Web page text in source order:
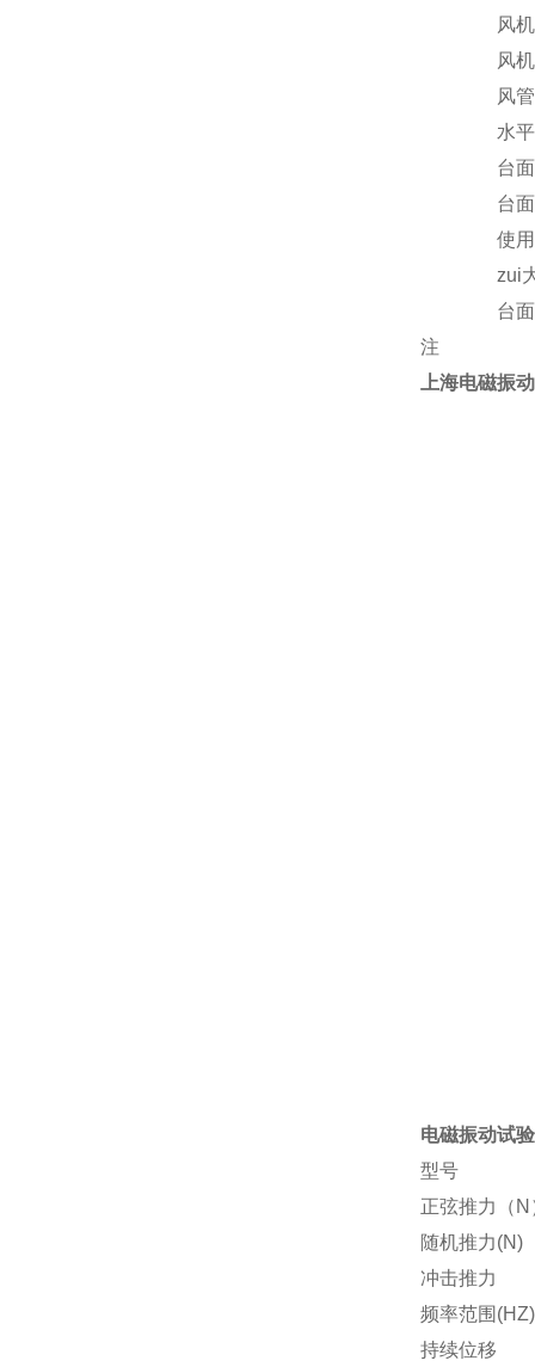
风
风
风
水
台
台
使
zui
台
注
上海电磁振
电磁振动试
型号
正弦推力（N
随机推力(N)
冲击推力
频率范围(HZ)
持续位移